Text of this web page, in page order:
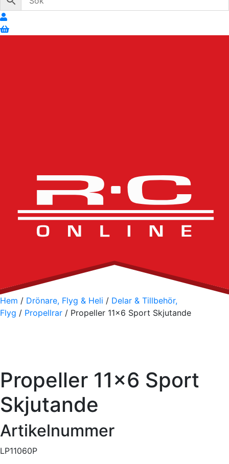
Hem / Drönare, Flyg & Heli / Delar & Tillbehör,
Flyg / Propellrar / Propeller 11×6 Sport Skjutande
Propeller 11×6 Sport
Skjutande
Artikelnummer
LP11060P